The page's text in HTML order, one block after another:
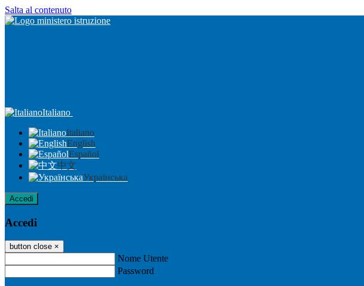
Salta al contenuto
Italiano
Italiano
English
Español
中文
Українська
Accedi
Accedi
button close ×
Nome Utente
Password